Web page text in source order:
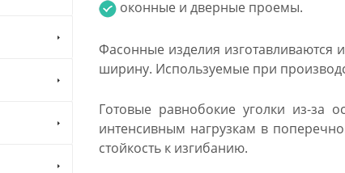
оконные и дверные проемы.
Фасонные изделия изготавливаются
ширину. Используемые при
Готовые равнобокие уголки из-за
интенсивным нагрузкам в
стойкость к изгибанию.